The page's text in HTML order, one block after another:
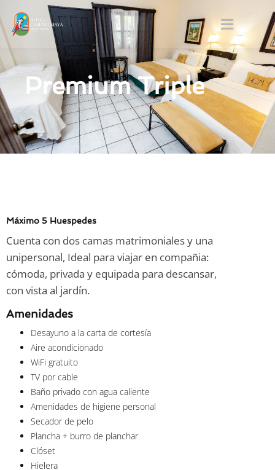
Premium Triple
Máximo 5 Huespedes
Cuenta con dos camas matrimoniales y una
unipersonal, Ideal para viajar en compañia:
cómoda, privada y equipada para descansar,
con vista al jardín.
Amenidades
Desayuno a la carta de cortesía
Aire acondicionado
WiFi gratuito
TV por cable
Baño privado con agua caliente
Amenidades de higiene personal
Secador de pelo
Plancha + burro de planchar
Clóset
Hielera